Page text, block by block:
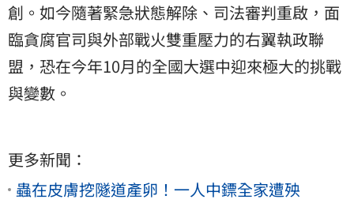
創。如今隨著緊急狀態解除、司法審判重啟，面
臨貪腐官司與外部戰火雙重壓力的右翼執政聯
盟，恐在今年10月的全國大選中迎來極大的挑戰
與變數。
更多新聞：
蟲在皮膚挖隧道產卵！一人中鏢全家遭殃